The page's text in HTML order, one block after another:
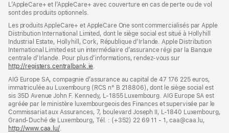
une
fenêtre)
L’AppleCare+ et l’AppleCare+ avec couver­ture en cas de perte ou de vol
sont des pro­duits optionnels.
Les produits AppleCare+ et AppleCare One sont commercialisés par Apple
Distribution International Limited, dont le siège social est situé à Hollyhill
Industrial Estate, Hollyhill, Cork, République d’Irlande. Apple Distribution
International Limited est un intermédiaire d’assurance régi par la Banque
centrale d’Irlande. Pour plus d’informations, rendez-vous sur
http://registers.centralbank.ie(s’ouvre
une
nouvelle
fenêtre)
.
AIG Europe SA, compagnie d’assurance au capital de 47 176 225 euros,
immatriculée au Luxembourg (RCS n° B 218806), dont le siège social est
sis 35D Avenue John F. Kennedy, L-1855 Luxembourg. AIG Europe SA est
agréée par le ministère luxembourgeois des Finances et supervisée par le
Commissariat aux Assurances, 7, boulevard Joseph II, L-1840 Luxembourg,
Grand-Duché de Luxembourg, Tél. : (+352) 22 69 11 - 1, caa@caa.lu,
http://www.caa.lu/(s’ouvre
.